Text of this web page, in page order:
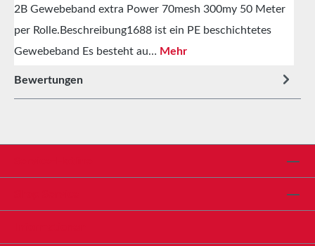
2B Gewebeband extra Power 70mesh 300my 50 Meter
per Rolle.Beschreibung1688 ist ein PE beschichtetes
Gewebeband Es besteht au… Mehr
Bewertungen